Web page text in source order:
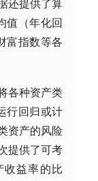
还提供了算
值（年化回
富指数等各
各种资产类
行回归或计
资产的风险
提供了可考
收益率的比